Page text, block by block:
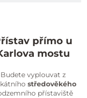
přímo u
mostu
Budete vyplouvat z
středověkého
přístaviště